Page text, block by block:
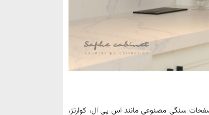
سنگی مصنوعی مانند اس پی ال، کوارتز،